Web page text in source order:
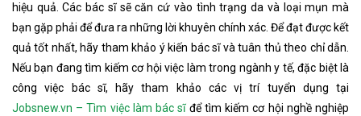
hiệu quả. Các bác sĩ sẽ căn cứ vào tình trạng da và loại mụn mà
bạn gặp phải để đưa ra những lời khuyên chính xác. Để đạt được kết
quả tốt nhất, hãy tham khảo ý kiến bác sĩ và tuân thủ theo chỉ dẫn.
Nếu bạn đang tìm kiếm cơ hội việc làm trong ngành y tế, đặc biệt là
công việc bác sĩ, hãy tham khảo các vị trí tuyển dụng tại
Jobsnew.vn – Tìm việc làm bác sĩđể tìm kiếm cơ hội nghề nghiệp